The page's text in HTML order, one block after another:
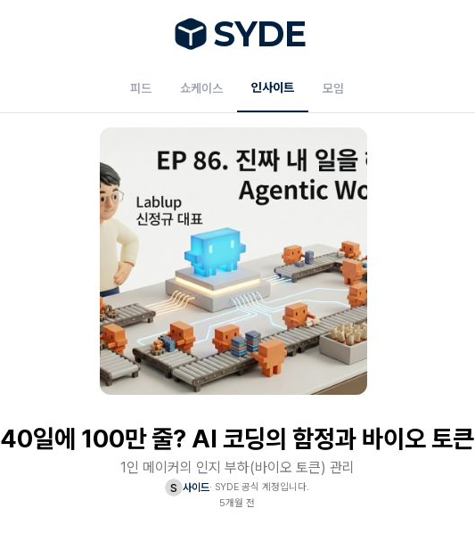
SYDE
피드 쇼케이스 인사이트 모임
40일에 100만 줄? AI 코딩의 함정과 바이오 토큰
1인 메이커의 인지 부하(바이오 토큰) 관리
s 사이드· SYDE 공식 계정입니다.
5개월 전